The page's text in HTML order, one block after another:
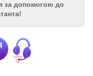
за допомогою до